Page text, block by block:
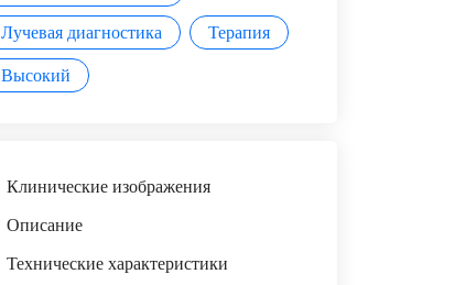
Лучевая диагностика Терапия
Высокий
Клинические изображения
Описание
Технические характеристики